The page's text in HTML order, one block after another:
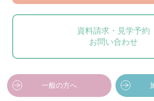
資料請求・見学予約
お問い合わせ
一般の方へ